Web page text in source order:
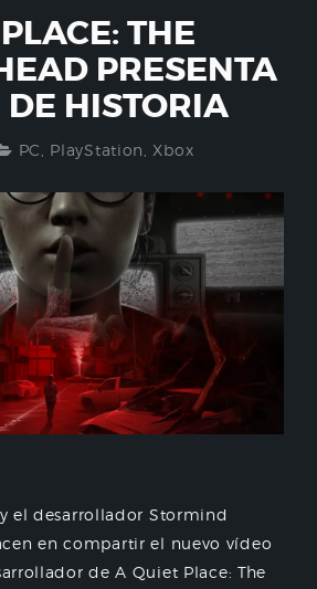
THE
PRESENTA
HISTORIA
PC, PlayStation,Xbox
el desarrollador Stormind
en compartir el nuevo vídeo
de A Quiet Place: The